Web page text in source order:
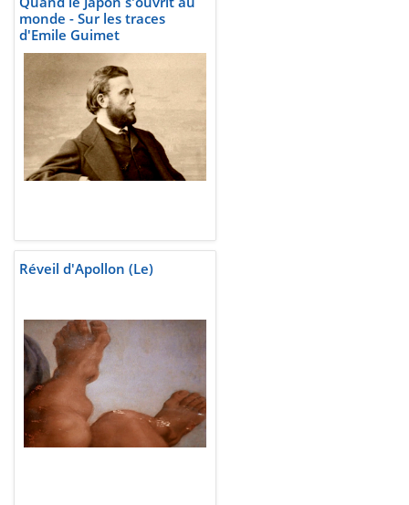
monde - Sur les traces
d'Emile Guimet
Réveil d'Apollon (Le)